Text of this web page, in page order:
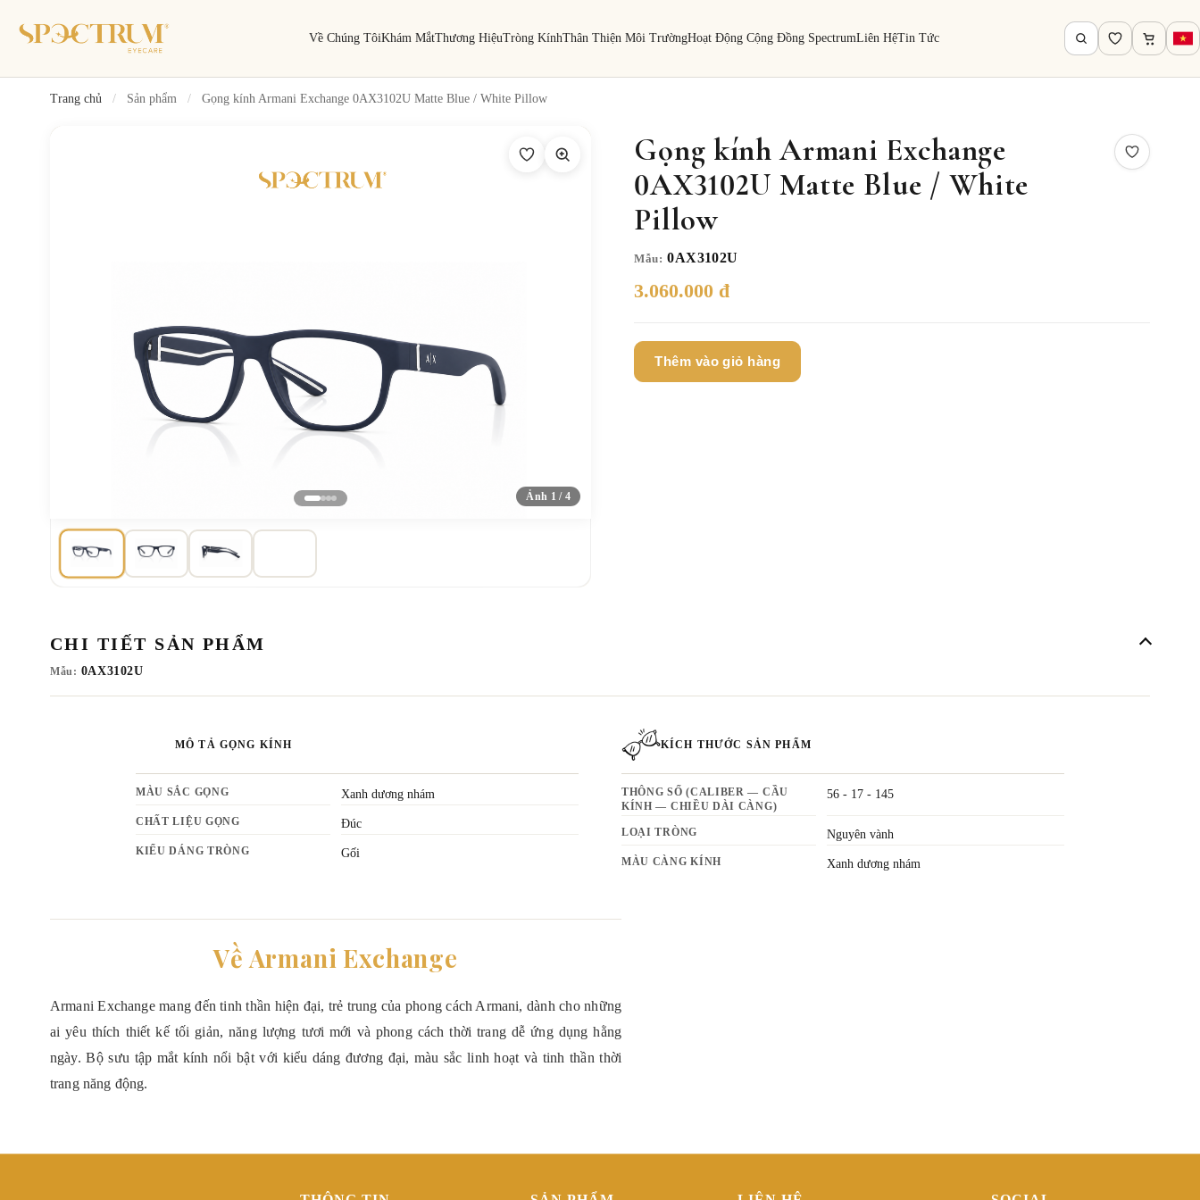
Về Chúng TôiKhám MắtThương HiệuTròng KínhThân Thiện Môi TrườngHoạt Động Cộng Đồng SpectrumLiên HệTin Tức
Trang chủ / Sản phẩm / Gọng kính Armani Exchange 0AX3102U Matte Blue / White Pillow
Ảnh 1 / 4
Gọng kính Armani Exchange
0AX3102U Matte Blue / White
Pillow
Mẫu: 0AX3102U
3.060.000 đ
Thêm vào giỏ hàng
CHI TIẾT SẢN PHẨM
Mẫu: 0AX3102U
MÔ TẢ GỌNG KÍNH
MÀU SẮC GỌNG Xanh dương nhám
CHẤT LIỆU GỌNG Đúc
KIỂU DÁNG TRÒNG Gối
KÍCH THƯỚC SẢN PHẨM
THÔNG SỐ (CALIBER — CẦU
KÍNH — CHIỀU DÀI CÀNG)
56 - 17 - 145
LOẠI TRÒNG Nguyên vành
MÀU CÀNG KÍNH Xanh dương nhám
Về Armani Exchange
Armani Exchange mang đến tinh thần hiện đại, trẻ trung của phong cách Armani, dành cho những
ai yêu thích thiết kế tối giản, năng lượng tươi mới và phong cách thời trang dễ ứng dụng hằng
ngày. Bộ sưu tập mắt kính nổi bật với kiểu dáng đương đại, màu sắc linh hoạt và tinh thần thời
trang năng động.